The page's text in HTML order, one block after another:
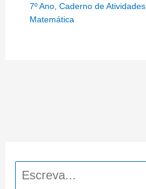
7º Ano, Caderno de Atividades,
Matemática
Pesquisar